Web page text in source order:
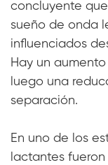
concluyente que
sueño de onda
influenciados
Hay un
luego una
separación.
En uno de los
lactantes